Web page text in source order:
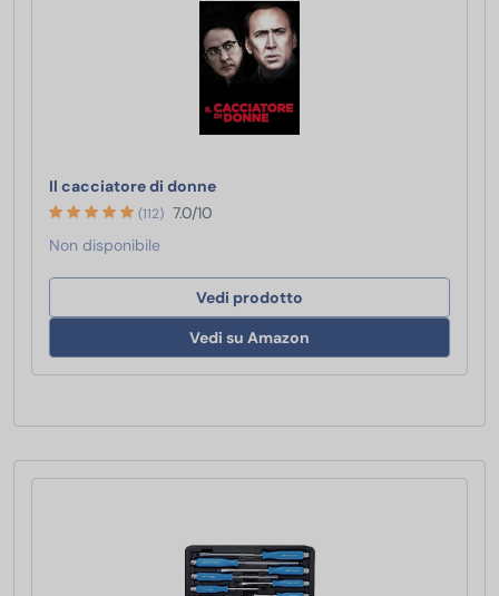
Il cacciatore di donneIl cacciatore di donne
(112) 7.0/10
Non disponibile
Vedi prodotto
Vedi su Amazon